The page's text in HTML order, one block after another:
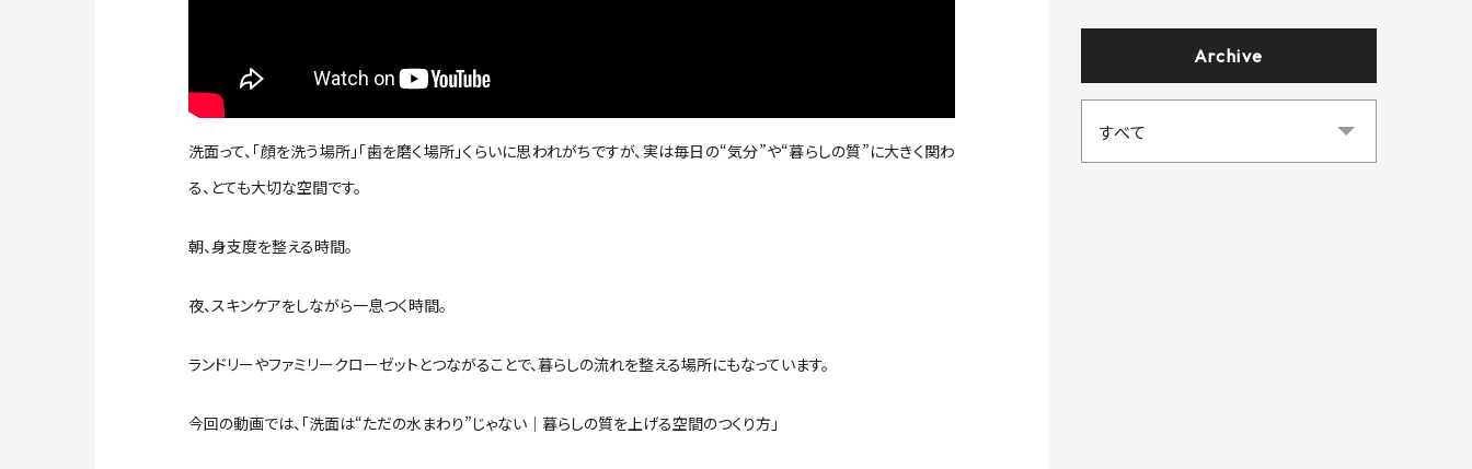
洗面って、「顔を洗う場所」「歯を磨く場所」くらいに思われがちですが、実は毎日の“気分”や“暮らしの質”に大きく関わ
る、とても大切な空間です。
朝、身支度を整える時間。
夜、スキンケアをしながら一息つく時間。
ランドリーやファミリークローゼットとつながることで、暮らしの流れを整える場所にもなっています。
今回の動画では、「洗面は“ただの水まわり”じゃない｜暮らしの質を上げる空間のつくり方」
Archive